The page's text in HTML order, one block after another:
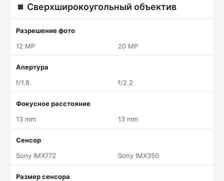
Сверхширокоугольный объектив
Разрешение фото
12 MP
20 MP
Апертура
f/1.8
f/2.2
Фокусное расстояние
13 mm
13 mm
Сенсор
Sony IMX772
Sony IMX350
Размер сенсора